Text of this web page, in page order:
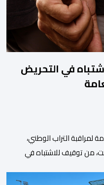
في التحريض
لمراقبة التراب الوطني،
من توقيف للاشتباه في
للاحتجاج جرى تداولها عبر